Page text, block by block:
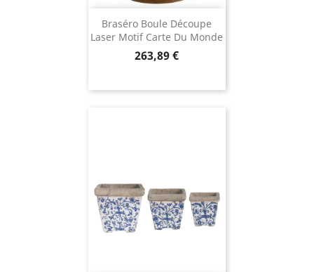
Braséro Boule Découpe
Laser Motif Carte Du Monde
Prix
263,89 €